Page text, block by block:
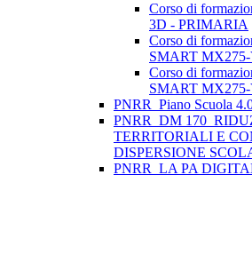
Corso di
3D - PRIMARIA
Corso di
SMART
Corso di
SMART
PNRR_Piano Scuola
PNRR_DM
TERRITORIALI E
DISPERSIONE
PNRR_LA PA